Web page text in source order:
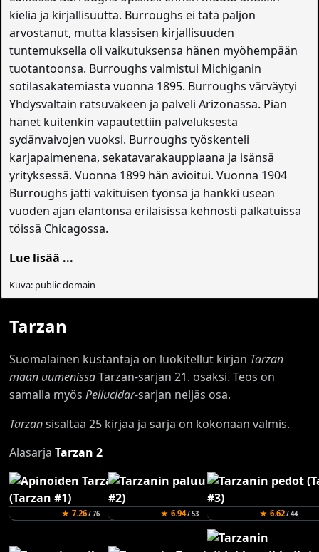
kieliä ja kirjallisuutta. Burroughs ei tätä paljon
arvostanut, mutta klassisen kirjallisuuden
tuntemuksella oli vaikutuksensa hänen myöhempään
tuotantoonsa. Burroughs valmistui Michiganin
sotilasakatemiasta vuonna 1895. Burroughs värväytyi
Yhdysvaltain ratsuväkeen ja palveli Arizonassa. Pian
hänet kuitenkin vapautettiin palveluksesta
sydänvaivojen vuoksi. Burroughs työskenteli
karjapaimenena, sekatavarakauppiaana ja isänsä
yrityksessä. Vuonna 1899 hän avioitui. Vuonna 1904
Burroughs jätti vakituisen työnsä ja hankki usean
vuoden ajan elantonsa erilaisissa kehnosti palkatuissa
töissä Chicagossa.
Lue lisää ...
Kuva: public domain
Tarzan
Suomalainen kustantaja on luokitellut kirjan Tarzan
maan uumenissaTarzan-sarjan 21. osaksi. Teos on
samalla myösPellucidar-sarjan neljäs osa.
Tarzansisältää 25 kirjaa ja sarja on kokonaan valmis.
AlasarjaTarzan 2
★ 7.26/ 76 ★ 6.94/ 53 ★ 6.62/ 44